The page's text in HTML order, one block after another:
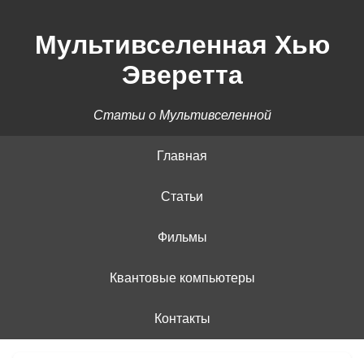
Мультивселенная Хью
Эверетта
Статьи о Мультивселенной
Главная
Статьи
Фильмы
Квантовые компьютеры
Контакты